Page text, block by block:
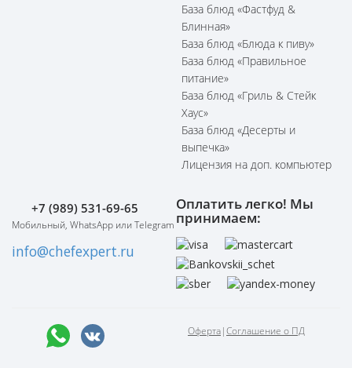
База блюд «Фастфуд &
Блинная»
База блюд «Блюда к пиву»
База блюд «Правильное
питание»
База блюд «Гриль & Стейк
Хаус»
База блюд «Десерты и
выпечка»
Лицензия на доп. компьютер
+7 (989) 531-69-65
Мобильный, WhatsApp или Telegram
info@chefexpert.ru
Оплатить легко! Мы
принимаем:
Оферта|Соглашение о ПД